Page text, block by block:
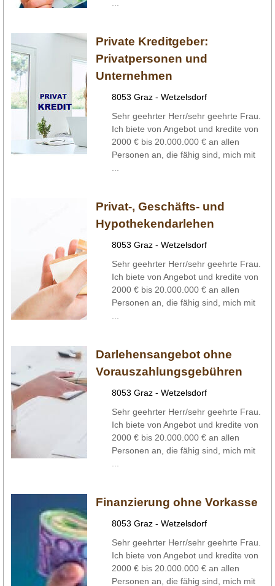
Private Kreditgeber:
Privatpersonen und
Unternehmen
8053 Graz - Wetzelsdorf
Sehr geehrter Herr/sehr geehrte Frau.
Ich biete von Angebot und kredite von
2000 € bis 20.000.000 € an allen
Personen an, die fähig sind, mich mit
Privat-, Geschäfts- und
Hypothekendarlehen
8053 Graz - Wetzelsdorf
Sehr geehrter Herr/sehr geehrte Frau.
Ich biete von Angebot und kredite von
2000 € bis 20.000.000 € an allen
Personen an, die fähig sind, mich mit
Darlehensangebot ohne
Vorauszahlungsgebühren
8053 Graz - Wetzelsdorf
Sehr geehrter Herr/sehr geehrte Frau.
Ich biete von Angebot und kredite von
2000 € bis 20.000.000 € an allen
Personen an, die fähig sind, mich mit
Finanzierung ohne Vorkasse
8053 Graz - Wetzelsdorf
Sehr geehrter Herr/sehr geehrte Frau.
Ich biete von Angebot und kredite von
2000 € bis 20.000.000 € an allen
Personen an, die fähig sind, mich mit